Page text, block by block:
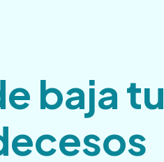
baja tu